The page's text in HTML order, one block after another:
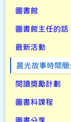
圖書館
圖書館主任的話
最新活動
晨光故事時間簡
閱讀獎勵計劃
圖書科課程
圖書分享